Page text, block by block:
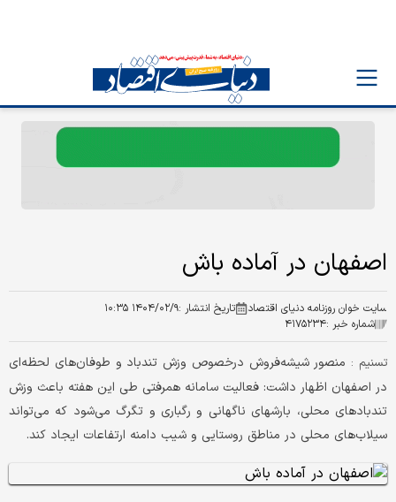
اصفهان در آماده باش
سایت خوان روزنامه دنیای اقتصاد تاریخ انتشار :۱۴۰۴/۰۲/۹ ۱۰:۳۵
شماره خبر :۴۱۷۵۲۳۴
تسنیم : منصور شیشه‌فروش درخصوص وزش تندباد و طوفان‌های لحظه‌ای
در اصفهان اظهار داشت: فعالیت سامانه همرفتی طی این هفته باعث وزش
تندبادهای محلی، بارشهای ناگهانی و رگباری و تگرگ می‌شود که می‌تواند
سیلاب‌های محلی در مناطق روستایی و شیب دامنه ارتفاعات ایجاد کند.